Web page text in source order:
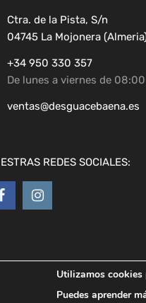
Ctra. de la Pista, S/n
04745 La Mojonera
+34 950 330 357
De lunes a viernes de
ventas@desguacebaena.es
REDES SOCIALES:
Desguaces Baena
Utilizamos cookies
Puedes aprender